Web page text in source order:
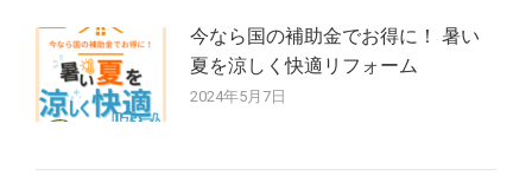
今なら国の補助金でお得に！ 暑い
夏を涼しく快適リフォーム
2024年5月7日